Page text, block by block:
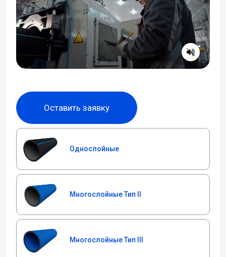
Оставить заявку
Однослойные
Многослойные Тип II
Многослойные Тип III